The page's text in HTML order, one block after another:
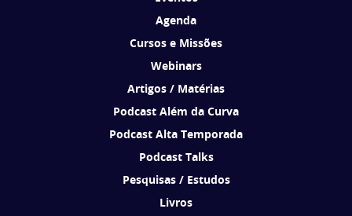
Agenda
Cursos e Missões
Webinars
Artigos / Matérias
Podcast Além da Curva
Podcast Alta Temporada
Podcast Talks
Pesquisas / Estudos
Livros